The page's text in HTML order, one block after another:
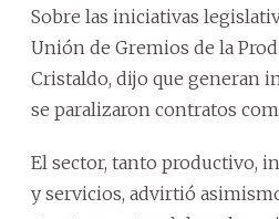
Sobre las iniciativas
Unión de Gremios de la
Cristaldo, dijo que generan
se paralizaron contratos
El sector, tanto productivo,
y servicios, advirtió